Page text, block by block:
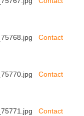
Contact
Contact
Contact